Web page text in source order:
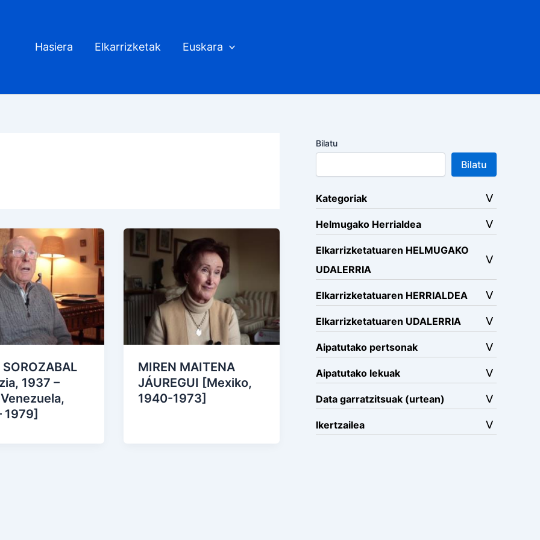
Hasiera Elkarrizketak Euskara
SOROZABAL
1937 –
1979]
MIREN MAITENA
JÁUREGUI [Mexiko,
1940-1973]
Bilatu
Bilatu
Kategoriak
Helmugako Herrialdea
Elkarrizketatuaren HELMUGAKO
UDALERRIA
Elkarrizketatuaren HERRIALDEA
Elkarrizketatuaren UDALERRIA
Aipatutako pertsonak
Aipatutako lekuak
Data garratzitsuak (urtean)
Ikertzailea